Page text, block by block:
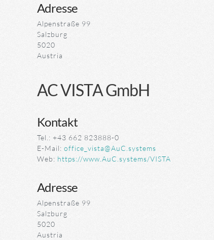
Adresse
Alpenstraße 99
Salzburg
5020
Austria
AC VISTA GmbH
Kontakt
Tel.: +43 662 823888-0
E-Mail: office_vista@AuC.systems
Web: https://www.AuC.systems/VISTA
Adresse
Alpenstraße 99
Salzburg
5020
Austria